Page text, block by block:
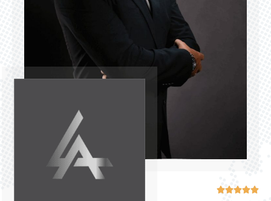
